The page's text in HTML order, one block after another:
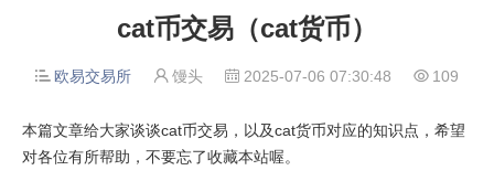
cat币交易（cat货币）
 欧易交易所  馒头  2025-07-06 07:30:48  109
本篇文章给大家谈谈cat币交易，以及cat货币对应的知识点，希望
对各位有所帮助，不要忘了收藏本站喔。